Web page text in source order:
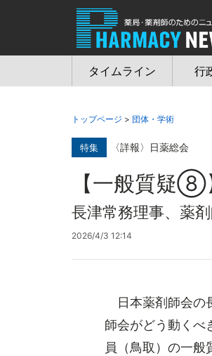
タイムライン 行
トップページ > 団体・学術
特集 〈詳報〉日薬総会
【一般質疑⑧
長津常務理事、薬
2026/4/3 12:14
日本薬剤師会の
師会がどう動くべ
員（鳥取）の一